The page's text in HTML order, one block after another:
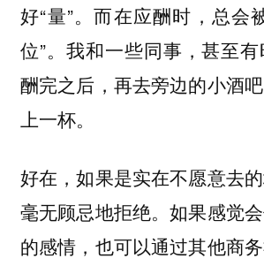
好“量”。而在应酬时，总会
位”。我和一些同事，甚至
酬完之后，再去旁边的小酒
上一杯。
好在，如果是实在不愿意去
毫无顾忌地拒绝。如果感觉
的感情，也可以通过其他商